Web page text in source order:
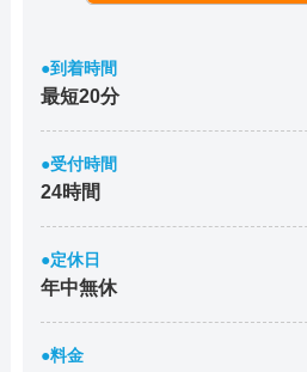
●到着時間
最短20分
●受付時間
24時間
●定休日
年中無休
●料金